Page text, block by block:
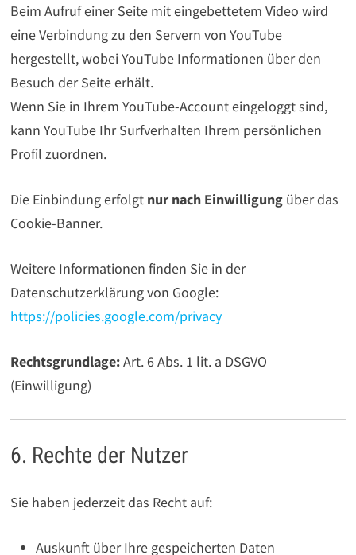
Beim Aufruf einer Seite mit eingebettetem Video wird
eine Verbindung zu den Servern von YouTube
hergestellt, wobei YouTube Informationen über den
Besuch der Seite erhält.
Wenn Sie in Ihrem YouTube-Account eingeloggt sind,
kann YouTube Ihr Surfverhalten Ihrem persönlichen
Profil zuordnen.
Die Einbindung erfolgt nur nach Einwilligungüber das
Cookie-Banner.
Weitere Informationen finden Sie in der
Datenschutzerklärung von Google:
https://policies.google.com/privacy
Rechtsgrundlage:Art. 6 Abs. 1 lit. a DSGVO
(Einwilligung)
6. Rechte der Nutzer
Sie haben jederzeit das Recht auf:
Auskunft über Ihre gespeicherten Daten